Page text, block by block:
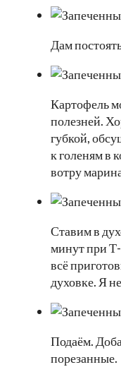
Дам
Картофель
полезней.
губкой,
к голеням в
вотру
Ставим в
минут при
всё
духовке. Я
Подаём.
порезанные.